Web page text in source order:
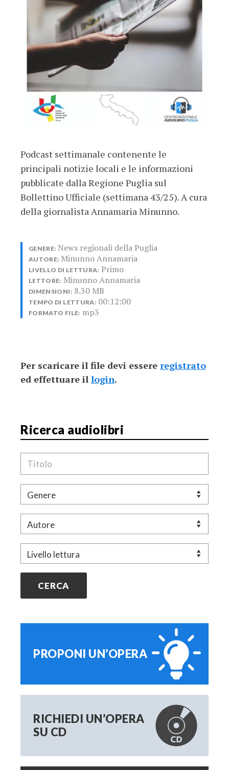
Podcast settimanale contenente le
principali notizie locali e le informazioni
pubblicate dalla Regione Puglia sul
Bollettino Ufficiale (settimana 43/25). A cura
della giornalista Annamaria Minunno.
GENERE: News regionali della Puglia
AUTORE: Minunno Annamaria
LIVELLO DI LETTURA: Primo
LETTORE: Minunno Annamaria
DIMENSIONI: 8.30 MB
TEMPO DI LETTURA: 00:12:00
FORMATO FILE: mp3
Per scaricare il file devi essere registrato
ed effettuare il login.
Ricerca audiolibri
PROPONI UN’OPERA
RICHIEDI UN’OPERA
SU CD